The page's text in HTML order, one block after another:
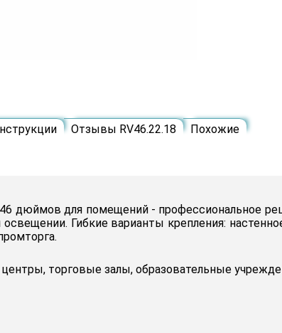
Отзывы RV46.22.18 Похожие
дюймов для помещений - профессиональное
Гибкие варианты крепления:
торговые залы, образовательные